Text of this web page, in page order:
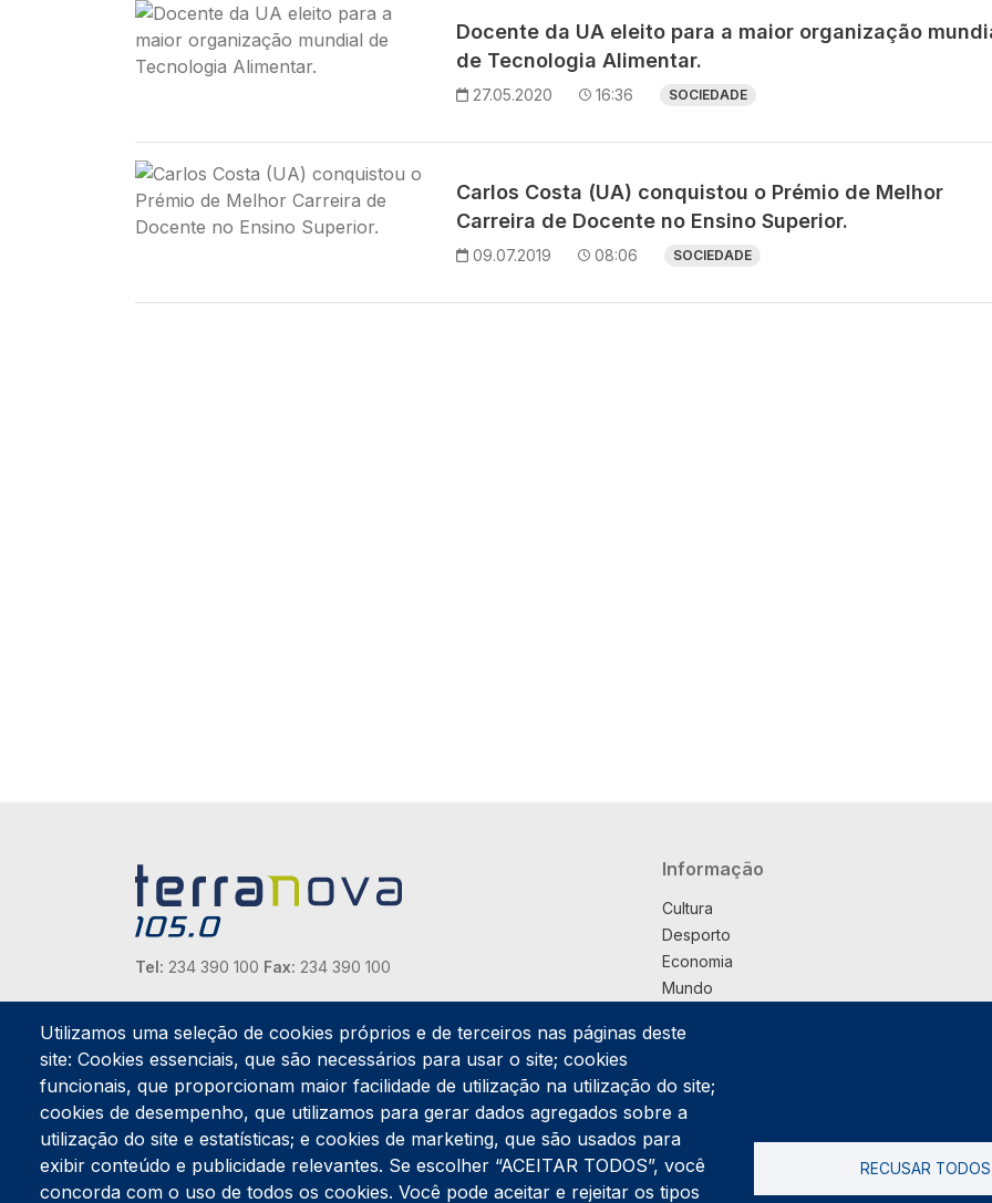
Imagem
Docente da UA eleito para a maior organização
de Tecnologia Alimentar.
27.05.2020 16:36 SOCIEDADE
Imagem
Carlos Costa (UA) conquistou o Prémio de Melhor
Carreira de Docente no Ensino Superior.
09.07.2019 08:06 SOCIEDADE
Tel: 234 390 100 Fax: 234 390 100
Endereço Postal
Apartado 42
Rua Gil Eanes 31
3834-908 Gafanha da Nazaré
Estúdios
Rua Prior Guerra
Edifício do Centro Cultural da Gafanha da Nazaré
3830-556 Gafanha da Nazaré
Navegação principal
Informação
Cultura
Desporto
Economia
Mundo
País
Praça
Pub
Saúde
Sociedade
Utilizamos uma seleção de cookies próprios e de terceiros nas páginas deste
site: Cookies essenciais, que são necessários para usar o site; cookies
funcionais, que proporcionam maior facilidade de utilização na utilização do site;
cookies de desempenho, que utilizamos para gerar dados agregados sobre a
utilização do site e estatísticas; e cookies de marketing, que são usados para
exibir conteúdo e publicidade relevantes. Se escolher “ACEITAR TODOS”, você
concorda com o uso de todos os cookies. Você pode aceitar e rejeitar os tipos
RECUSAR TODOS